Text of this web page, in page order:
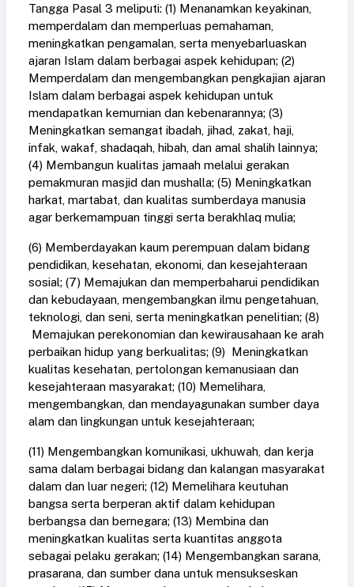
Tangga Pasal 3 meliputi: (1) Menanamkan keyakinan,
memperdalam dan memperluas pemahaman,
meningkatkan pengamalan, serta menyebarluaskan
ajaran Islam dalam berbagai aspek kehidupan; (2)
Memperdalam dan mengembangkan pengkajian ajaran
Islam dalam berbagai aspek kehidupan untuk
mendapatkan kemurnian dan kebenarannya; (3)
Meningkatkan semangat ibadah, jihad, zakat, haji,
infak, wakaf, shadaqah, hibah, dan amal shalih lainnya;
(4) Membangun kualitas jamaah melalui gerakan
pemakmuran masjid dan mushalla; (5) Meningkatkan
harkat, martabat, dan kualitas sumberdaya manusia
agar berkemampuan tinggi serta berakhlaq mulia;
(6) Memberdayakan kaum perempuan dalam bidang
pendidikan, kesehatan, ekonomi, dan kesejahteraan
sosial; (7) Memajukan dan memperbaharui pendidikan
dan kebudayaan, mengembangkan ilmu pengetahuan,
teknologi, dan seni, serta meningkatkan penelitian; (8)
Memajukan perekonomian dan kewirausahaan ke arah
perbaikan hidup yang berkualitas; (9) Meningkatkan
kualitas kesehatan, pertolongan kemanusiaan dan
kesejahteraan masyarakat; (10) Memelihara,
mengembangkan, dan mendayagunakan sumber daya
alam dan lingkungan untuk kesejahteraan;
(11) Mengembangkan komunikasi, ukhuwah, dan kerja
sama dalam berbagai bidang dan kalangan masyarakat
dalam dan luar negeri; (12) Memelihara keutuhan
bangsa serta berperan aktif dalam kehidupan
berbangsa dan bernegara; (13) Membina dan
meningkatkan kualitas serta kuantitas anggota
sebagai pelaku gerakan; (14) Mengembangkan sarana,
prasarana, dan sumber dana untuk mensukseskan